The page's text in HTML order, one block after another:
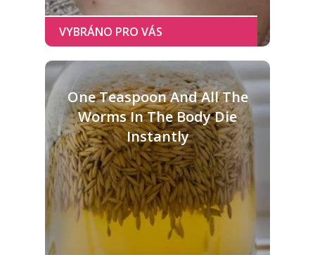
One Teaspoon And All The
Worms In The Body Die
Instantly